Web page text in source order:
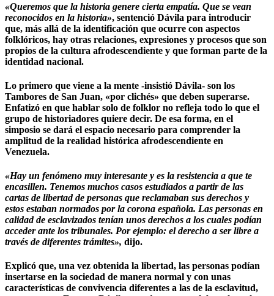
«Queremos que la historia genere cierta empatía. Que se vean
reconocidos en la historia», sentenció Dávila para introducir
que, más allá de la identificación que ocurre con aspectos
folklóricos, hay otras relaciones, expresiones y procesos que son
propios de la cultura afrodescendiente y que forman parte de la
identidad nacional.
Lo primero que viene a la mente -insistió Dávila- son los
Tambores de San Juan, «por clichés» que deben superarse.
Enfatizó en que hablar solo de folklor no refleja todo lo que el
grupo de historiadores quiere decir. De esa forma, en el
simposio se dará el espacio necesario para comprender la
amplitud de la realidad histórica afrodescendiente en
Venezuela.
«Hay un fenómeno muy interesante y es la resistencia a que te
encasillen. Tenemos muchos casos estudiados a partir de las
cartas de libertad de personas que reclamaban sus derechos y
estos estaban normados por la corona española. Las personas en
calidad de esclavizados tenían unos derechos a los cuales podían
acceder ante los tribunales. Por ejemplo: el derecho a ser libre a
través de diferentes trámites», dijo.
Explicó que, una vez obtenida la libertad, las personas podían
insertarse en la sociedad de manera normal y con unas
características de convivencia diferentes a las de la esclavitud,